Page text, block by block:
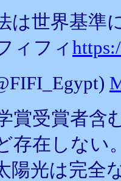
は世界基準
ィフィ
賞受賞者含
存在しない
陽光は完全